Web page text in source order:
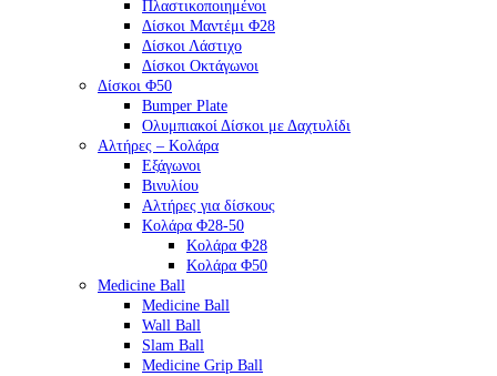
Πλαστικοποιημένοι
Δίσκοι Μαντέμι Φ28
Δίσκοι Λάστιχο
Δίσκοι Οκτάγωνοι
Δίσκοι Φ50
Bumper Plate
Ολυμπιακοί Δίσκοι με Δαχτυλίδι
Αλτήρες – Κολάρα
Εξάγωνοι
Βινυλίου
Αλτήρες για δίσκους
Κολάρα Φ28-50
Κολάρα Φ28
Κολάρα Φ50
Medicine Ball
Medicine Ball
Wall Ball
Slam Ball
Medicine Grip Ball